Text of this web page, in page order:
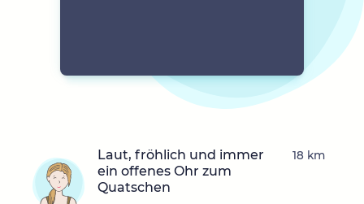
Laut, fröhlich und immer
ein offenes Ohr zum
Quatschen
18 km